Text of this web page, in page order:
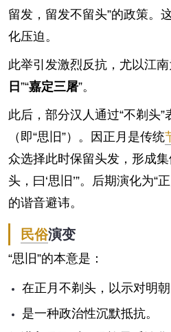
留发，留发不留头”的政策。
化压迫。
此举引发激烈反抗，尤以江南
日 ”“嘉定三屠”。
此后，部分汉人通过“不剃头
（即“思旧”）。因正月是传统
众选择此时保留头发，形成集
头，曰‘思旧’”。后期演化为“
的谐音避讳。
民俗演变
“思旧”的本意是：
在正月不剃头，以示对明
是一种政治性沉默抵抗。